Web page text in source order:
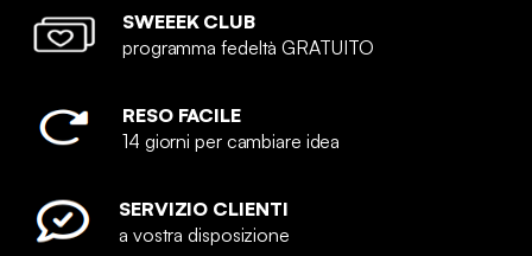
SWEEEK CLUB
programma fedeltà GRATUITO
RESO FACILE
14 giorni per cambiare idea
SERVIZIO CLIENTI
a vostra disposizione